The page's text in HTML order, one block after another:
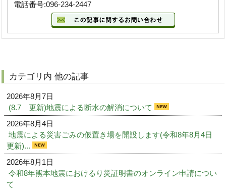
電話番号:096-234-2447
カテゴリ内 他の記事
2026年8月7日
(8.7 更新)地震による断水の解消について
2026年8月4日
地震による災害ごみの仮置き場を開設します(令和8年8月4日
更新)...
2026年8月1日
令和8年熊本地震におけるり災証明書のオンライン申請につい
て